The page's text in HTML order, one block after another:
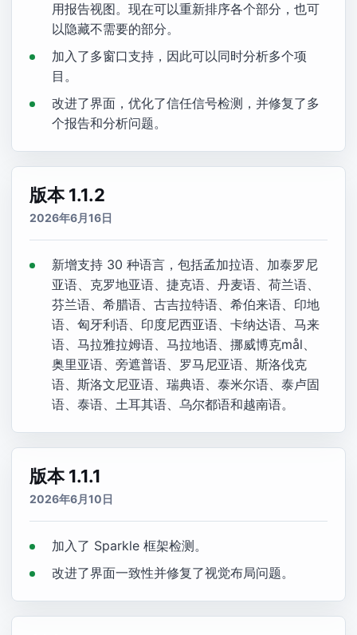
用报告视图。现在可以重新排序各个部分，也可
以隐藏不需要的部分。
加入了多窗口支持，因此可以同时分析多个项
目。
改进了界面，优化了信任信号检测，并修复了多
个报告和分析问题。
版本 1.1.2
2026年6月16日
新增支持 30 种语言，包括孟加拉语、加泰罗尼
亚语、克罗地亚语、捷克语、丹麦语、荷兰语、
芬兰语、希腊语、古吉拉特语、希伯来语、印地
语、匈牙利语、印度尼西亚语、卡纳达语、马来
语、马拉雅拉姆语、马拉地语、挪威博克mål、
奥里亚语、旁遮普语、罗马尼亚语、斯洛伐克
语、斯洛文尼亚语、瑞典语、泰米尔语、泰卢固
语、泰语、土耳其语、乌尔都语和越南语。
版本 1.1.1
2026年6月10日
加入了 Sparkle 框架检测。
改进了界面一致性并修复了视觉布局问题。